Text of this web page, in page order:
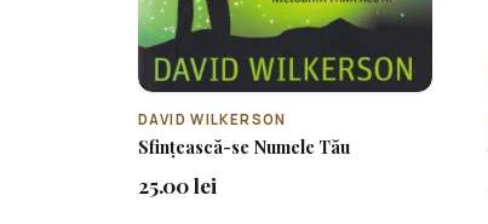
DAVID WILKERSON
Sfințească-se Numele Tău
25.00 lei